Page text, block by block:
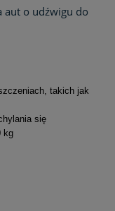
aut o udźwigu do
takich jak
się
kg